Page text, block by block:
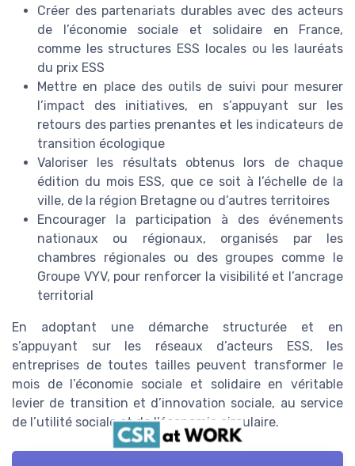
Créer des partenariats durables avec des acteurs
de l’économie sociale et solidaire en France,
comme les structures ESS locales ou les lauréats
du prix ESS
Mettre en place des outils de suivi pour mesurer
l’impact des initiatives, en s’appuyant sur les
retours des parties prenantes et les indicateurs de
transition écologique
Valoriser les résultats obtenus lors de chaque
édition du mois ESS, que ce soit à l’échelle de la
ville, de la région Bretagne ou d’autres territoires
Encourager la participation à des événements
nationaux ou régionaux, organisés par les
chambres régionales ou des groupes comme le
Groupe VYV, pour renforcer la visibilité et l’ancrage
territorial
En adoptant une démarche structurée et en
s’appuyant sur les réseaux d’acteurs ESS, les
entreprises de toutes tailles peuvent transformer le
mois de l’économie sociale et solidaire en véritable
levier de transition et d’innovation sociale, au service
de l’utilité sociale et de l’économie circulaire.